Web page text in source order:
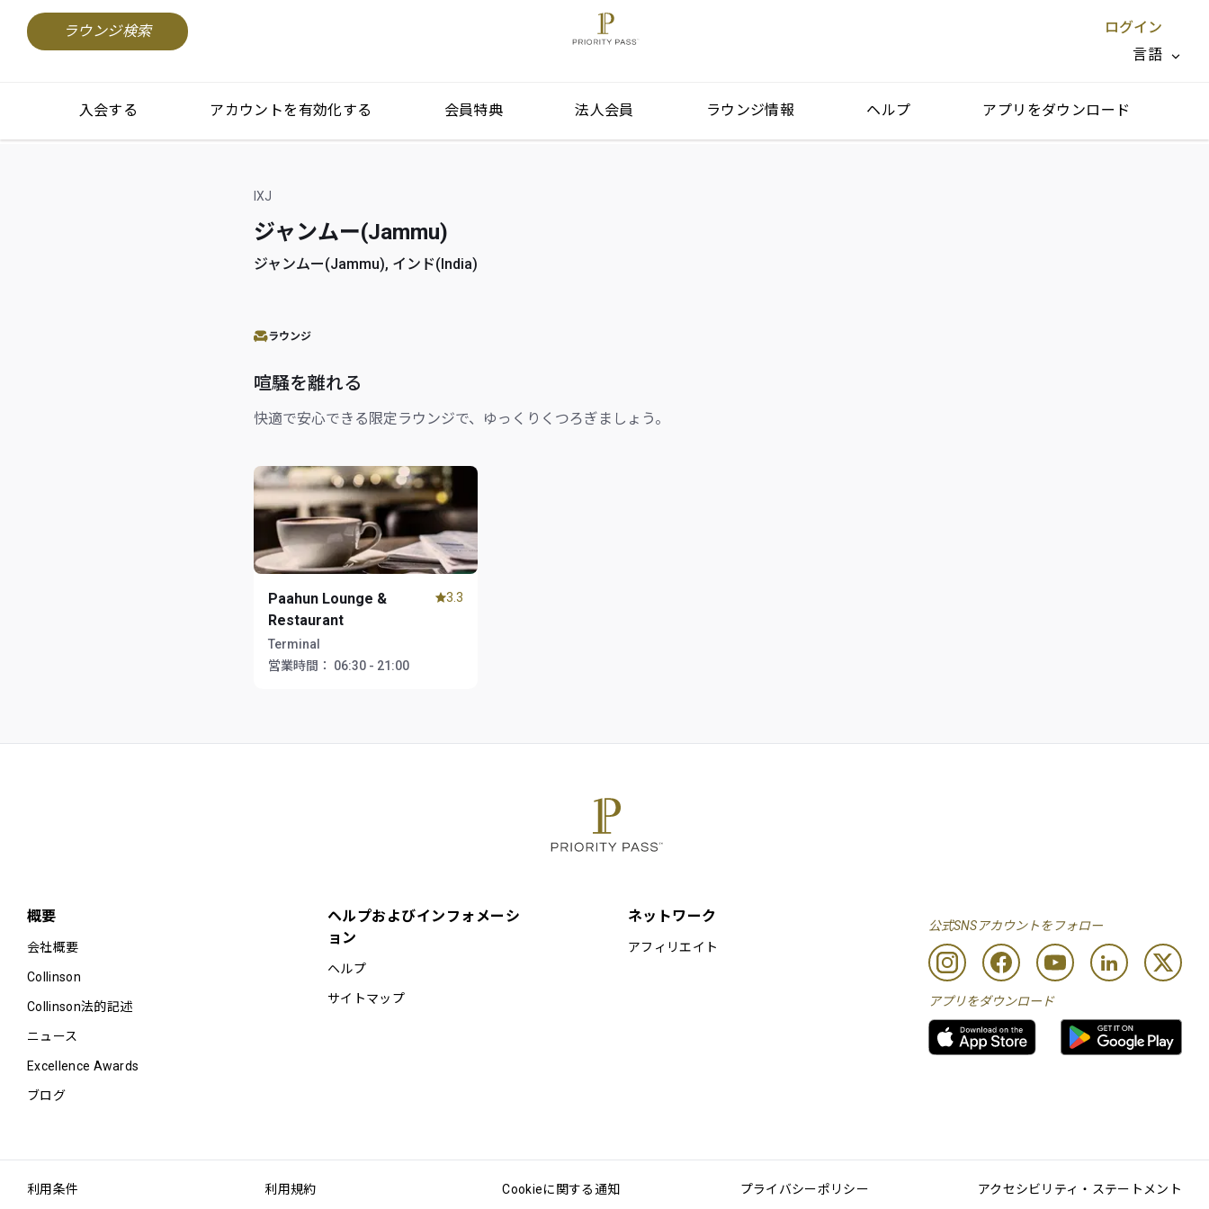
ラウンジ検索
ログイン
言語
閉じる X
入会する アカウントを有効化する 会員特典 法人会員 ラウンジ情報 ヘルプ アプリをダウンロード
IXJ
ジャンムー(Jammu)
ジャンムー(Jammu), インド(India)
ラウンジ
喧騒を離れる
快適で安心できる限定ラウンジで、ゆっくりくつろぎましょう。
Paahun Lounge &
Restaurant
Terminal
営業時間：
06:30 - 21:00
3.3
概要
会社概要
Collinson
Collinson法的記述
ニュース
Excellence Awards
ブログ
ヘルプおよびインフォメーシ
ョン
ヘルプ
サイトマップ
ネットワーク
アフィリエイト
公式SNSアカウントをフォロー
アプリをダウンロード
利用条件 利用規約 Cookieに関する通知 プライバシーポリシー アクセシビリティ・ステートメント